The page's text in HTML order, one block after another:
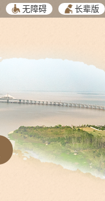
无障碍 长辈版